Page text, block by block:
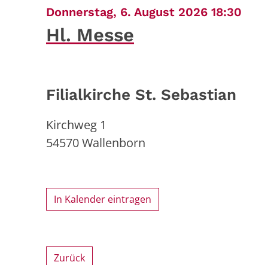
Donnerstag, 6. August 2026 18:30
Hl. Messe
Filialkirche St. Sebastian
Kirchweg 1
54570Wallenborn
In Kalender eintragen
Zurück